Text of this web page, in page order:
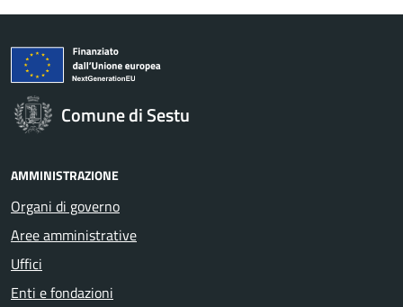
Comune di Sestu
AMMINISTRAZIONE
Organi di governo
Aree amministrative
Uffici
Enti e fondazioni